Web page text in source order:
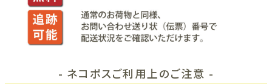
- ネコポスご利用上のご注意 -